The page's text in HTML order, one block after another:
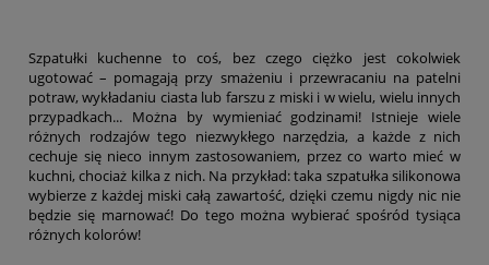
Szpatułki kuchenne to coś, bez czego ciężko jest cokolwiek
ugotować – pomagają przy smażeniu i przewracaniu na patelni
potraw, wykładaniu ciasta lub farszu z miski i w wielu, wielu innych
przypadkach... Można by wymieniać godzinami! Istnieje wiele
różnych rodzajów tego niezwykłego narzędzia, a każde z nich
cechuje się nieco innym zastosowaniem, przez co warto mieć w
kuchni, chociaż kilka z nich. Na przykład: taka szpatułka silikonowa
wybierze z każdej miski całą zawartość, dzięki czemu nigdy nic nie
będzie się marnować! Do tego można wybierać spośród tysiąca
różnych kolorów!